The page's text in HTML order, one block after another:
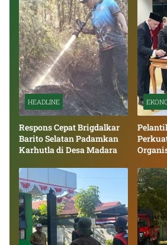
HEADLINE
Respons Cepat Brigdalkar
Barito Selatan Padamkan
Karhutla di Desa Madara